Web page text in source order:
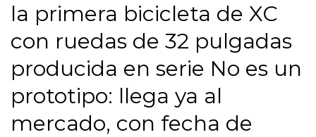
la primera bicicleta de XC
con ruedas de 32 pulgadas
producida en serie No es un
prototipo: llega ya al
mercado, con fecha de